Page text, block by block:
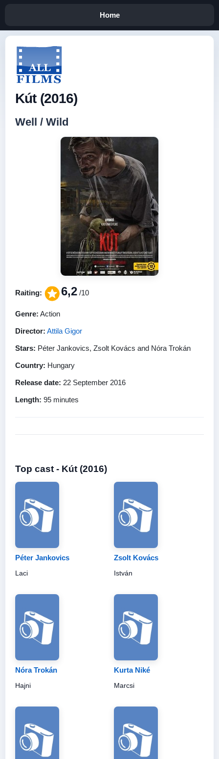
Home
Kút (2016)
Well / Wild
Raiting: 6,2 /10
Genre: Action
Director: Attila Gigor
Stars: Péter Jankovics, Zsolt Kovács and Nóra Trokán
Country: Hungary
Release date: 22 September 2016
Length: 95 minutes
Top cast - Kút (2016)
Péter Jankovics
Laci
Zsolt Kovács
István
Nóra Trokán
Hajni
Kurta Niké
Marcsi